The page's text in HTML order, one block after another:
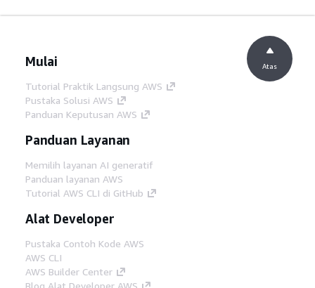
Mulai
Tutorial Praktik Langsung AWS
Pustaka Solusi AWS
Panduan Keputusan AWS
Panduan Layanan
Memilih layanan AI generatif
Panduan layanan AWS
Tutorial AWS CLI di GitHub
Alat Developer
Pustaka Contoh Kode AWS
AWS CLI
AWS Builder Center
Blog Alat Developer AWS
Atas